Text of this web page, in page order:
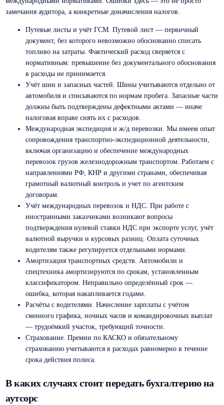
замечания аудитора, а конкретные доначисления налогов.
Путевые листы и учёт ГСМ. Путевой лист — первичный
документ, без которого невозможно обоснованно списать
топливо на затраты. Фактический расход сверяется с
нормативным: превышение без документального обоснования
в расходы не принимается.
Учёт шин и запасных частей. Шины учитываются отдельно от
автомобиля и списываются по нормам пробега. Запасные части
должны быть подтверждены дефектными актами — иначе
налоговая вправе снять их с расходов.
Международная экспедиция и ж/д перевозки. Мы имеем опыт
сопровождения транспортно-экспедиционной деятельности,
включая организацию и обеспечение международных
перевозок грузов железнодорожным транспортом. Работаем с
направлениями РФ, КНР и другими странами, обеспечивая
грамотный валютный контроль и учет по агентским
договорам.
Учёт международных перевозок и НДС. При работе с
иностранными заказчиками возникают вопросы
подтверждения нулевой ставки НДС при экспорте услуг, учёт
валютной выручки и курсовых разниц. Оплата суточных
водителям также регулируется отдельными нормами.
Амортизация транспортных средств. Автомобили и
спецтехника амортизируются по срокам, установленным
классификатором. Неправильно определённый срок —
ошибка, которая накапливается годами.
Расчёты с водителями. Начисление зарплаты с учётом
сменного графика, ночных часов и командировочных выплат
— трудоёмкий участок, требующий точности.
Страхование. Премии по КАСКО и обязательному
страхованию учитываются в расходах равномерно в течение
срока действия полиса.
В каких случаях стоит передать бухгалтерию на
аутсорс